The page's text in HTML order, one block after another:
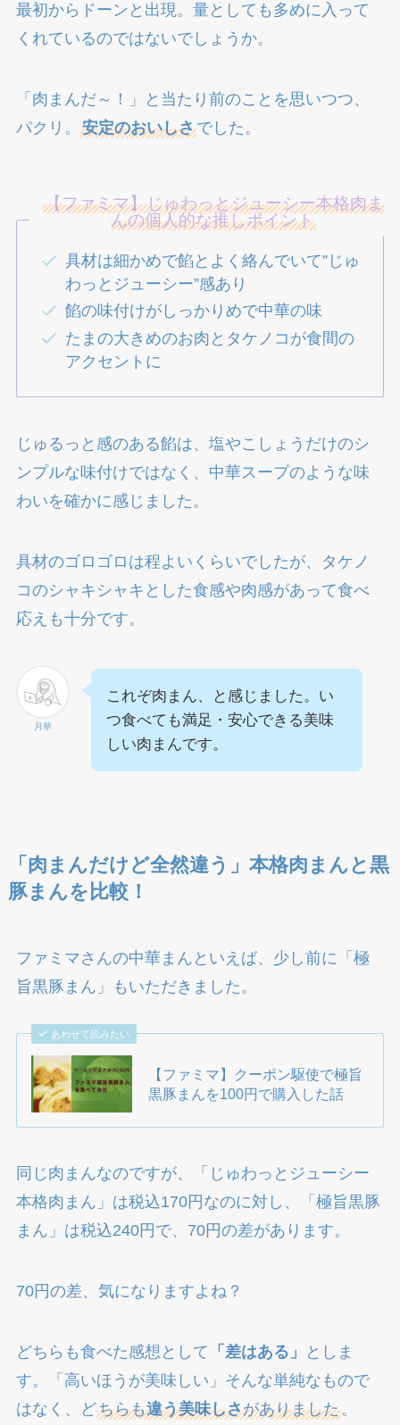
最初からドーンと出現。量としても多めに入って
くれているのではないでしょうか。
「肉まんだ～！」と当たり前のことを思いつつ、
パクリ。 安定のおいしさでした。
【ファミマ】じゅわっとジューシー本格肉ま
んの個人的な推しポイント
具材は細かめで餡とよく絡んでいて”じゅ
わっとジューシー”感あり
餡の味付けがしっかりめで中華の味
たまの大きめのお肉とタケノコが食間の
アクセントに
じゅるっと感のある餡は、塩やこしょうだけのシ
ンプルな味付けではなく、中華スープのような味
わいを確かに感じました。
具材のゴロゴロは程よいくらいでしたが、タケノ
コのシャキシャキとした食感や肉感があって食べ
応えも十分です。
月華
これぞ肉まん、と感じました。い
つ食べても満足・安心できる美味
しい肉まんです。
「肉まんだけど全然違う」本格肉まんと黒
豚まんを比較！
ファミマさんの中華まんといえば、少し前に「極
旨黒豚まん」もいただきました。
あわせて読みたい
【ファミマ】クーポン駆使で極旨
黒豚まんを100円で購入した話
同じ肉まんなのですが、「じゅわっとジューシー
本格肉まん」は税込170円なのに対し、「極旨黒豚
まん」は税込240円で、70円の差があります。
70円の差、気になりますよね？
どちらも食べた感想として 「差はある」
としま
す。「高いほうが美味しい」そんな単純なもので
はなく、どちらも違う美味しさがありました。